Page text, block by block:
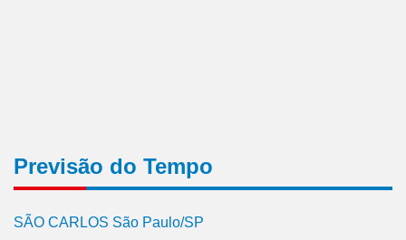
Previsão do Tempo
SÃO CARLOS São Paulo/SP